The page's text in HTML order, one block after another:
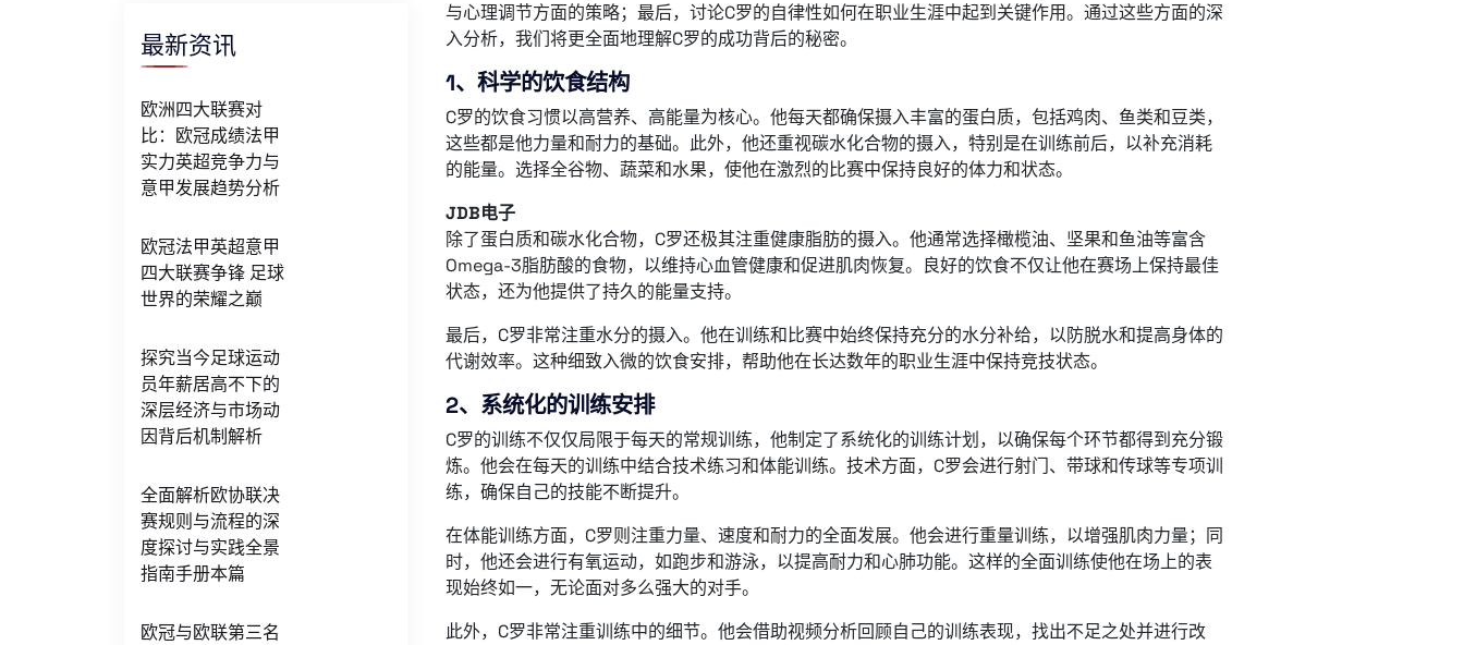
最新资讯
欧洲四大联赛对
比：欧冠成绩法甲
实力英超竞争力与
意甲发展趋势分析
欧冠法甲英超意甲
四大联赛争锋 足球
世界的荣耀之巅
探究当今足球运动
员年薪居高不下的
深层经济与市场动
因背后机制解析
全面解析欧协联决
赛规则与流程的深
度探讨与实践全景
指南手册本篇
欧冠与欧联第三名
与心理调节方面的策略；最后，讨论C罗的自律性如何在职业生涯中起到关键作用。通过这些方面的深
入分析，我们将更全面地理解C罗的成功背后的秘密。
1、科学的饮食结构
C罗的饮食习惯以高营养、高能量为核心。他每天都确保摄入丰富的蛋白质，包括鸡肉、鱼类和豆类，
这些都是他力量和耐力的基础。此外，他还重视碳水化合物的摄入，特别是在训练前后，以补充消耗
的能量。选择全谷物、蔬菜和水果，使他在激烈的比赛中保持良好的体力和状态。
JDB电子
除了蛋白质和碳水化合物，C罗还极其注重健康脂肪的摄入。他通常选择橄榄油、坚果和鱼油等富含
Omega-3脂肪酸的食物，以维持心血管健康和促进肌肉恢复。良好的饮食不仅让他在赛场上保持最佳
状态，还为他提供了持久的能量支持。
最后，C罗非常注重水分的摄入。他在训练和比赛中始终保持充分的水分补给，以防脱水和提高身体的
代谢效率。这种细致入微的饮食安排，帮助他在长达数年的职业生涯中保持竞技状态。
2、系统化的训练安排
C罗的训练不仅仅局限于每天的常规训练，他制定了系统化的训练计划，以确保每个环节都得到充分锻
炼。他会在每天的训练中结合技术练习和体能训练。技术方面，C罗会进行射门、带球和传球等专项训
练，确保自己的技能不断提升。
在体能训练方面，C罗则注重力量、速度和耐力的全面发展。他会进行重量训练，以增强肌肉力量；同
时，他还会进行有氧运动，如跑步和游泳，以提高耐力和心肺功能。这样的全面训练使他在场上的表
现始终如一，无论面对多么强大的对手。
此外，C罗非常注重训练中的细节。他会借助视频分析回顾自己的训练表现，找出不足之处并进行改